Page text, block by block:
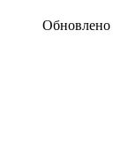
Обновлено